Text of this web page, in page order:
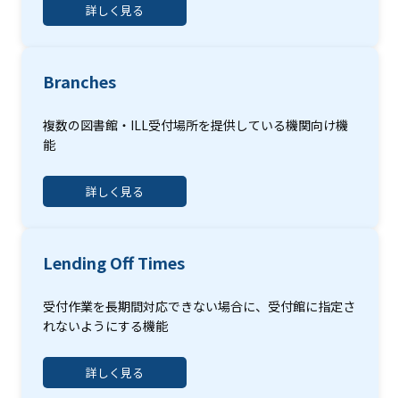
詳しく見る
Branches
複数の図書館・ILL受付場所を提供している機関向け機
能
詳しく見る
Lending Off Times
受付作業を長期間対応できない場合に、受付館に指定さ
れないようにする機能
詳しく見る